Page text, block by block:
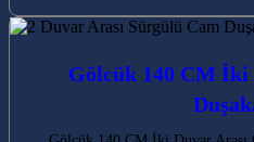
Gölcük 140 CM İki